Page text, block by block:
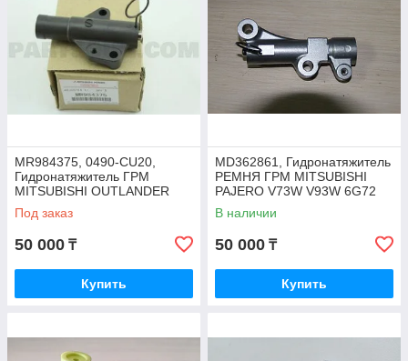
MR984375, 0490-CU20,
Гидронатяжитель ГРМ
MITSUBISHI OUTLANDER
CU5W V-2.4 4G69, CU4W
4G64, GALANT DM1A, DJ1A,
Под заказ
50 000 ₸
Купить
MD362861, Гидронатяжитель
РЕМНЯ ГРМ MITSUBISHI
PAJERO V73W V93W 6G72
2000-2021, JAPAN
В наличии
50 000 ₸
Купить